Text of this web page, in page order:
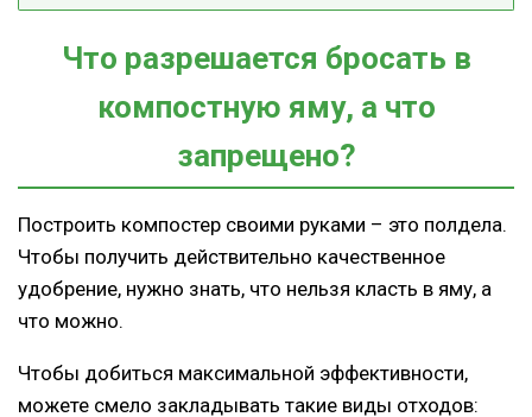
Что разрешается бросать в
компостную яму, а что
запрещено?
Построить компостер своими руками – это полдела.
Чтобы получить действительно качественное
удобрение, нужно знать, что нельзя класть в яму, а
что можно.
Чтобы добиться максимальной эффективности,
можете смело закладывать такие виды отходов: